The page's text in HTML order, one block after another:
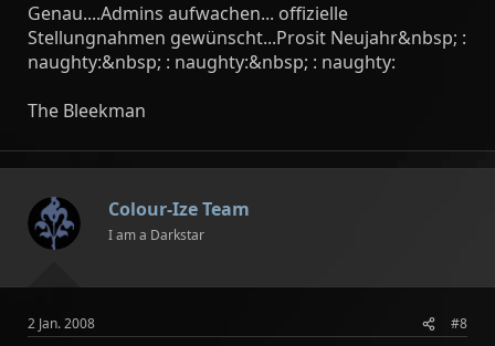
Genau....Admins aufwachen... offizielle
Stellungnahmen gewünscht...Prosit Neujahr&nbsp; :
naughty:&nbsp; : naughty:&nbsp; : naughty:
The Bleekman
Colour-Ize Team
I am a Darkstar
2 Jan. 2008 #8